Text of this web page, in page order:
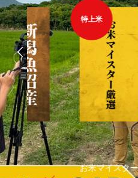
特上米
特上こ
お米マイスターが厳選し